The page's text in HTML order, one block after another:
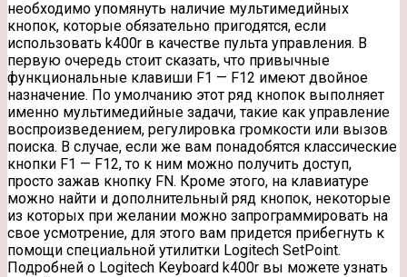
необходимо упомянуть наличие мультимедийных
кнопок, которые обязательно пригодятся, если
использовать k400r в качестве пульта управления. В
первую очередь стоит сказать, что привычные
функциональные клавиши F1 — F12 имеют двойное
назначение. По умолчанию этот ряд кнопок выполняет
именно мультимедийные задачи, такие как управление
воспроизведением, регулировка громкости или вызов
поиска. В случае, если же вам понадобятся классические
кнопки F1 — F12, то к ним можно получить доступ,
просто зажав кнопку FN. Кроме этого, на клавиатуре
можно найти и дополнительный ряд кнопок, некоторые
из которых при желании можно запрограммировать на
свое усмотрение, для этого вам придется прибегнуть к
помощи специальной утилитки Logitech SetPoint.
Подробней о Logitech Keyboard k400r вы можете узнать